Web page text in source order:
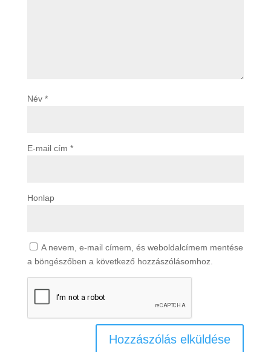
Név *
E-mail cím *
Honlap
A nevem, e-mail címem, és weboldalcímem mentése
a böngészőben a következő hozzászólásomhoz.